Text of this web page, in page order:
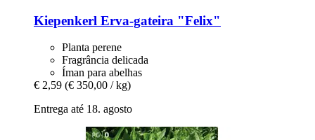
Kiepenkerl Erva-​gateira "Felix"
Planta perene
Fragrância delicada
Íman para abelhas
€ 2,59 (€ 350,00 / kg)
Entrega até 18. agosto